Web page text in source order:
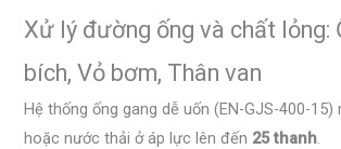
Xử lý đường ống và chất lỏng:
bích, Vỏ bơm, Thân van
Hệ thống ống gang dễ uốn (EN-GJS-400-
hoặc nước thải ở áp lực lên đến 25 thanh.